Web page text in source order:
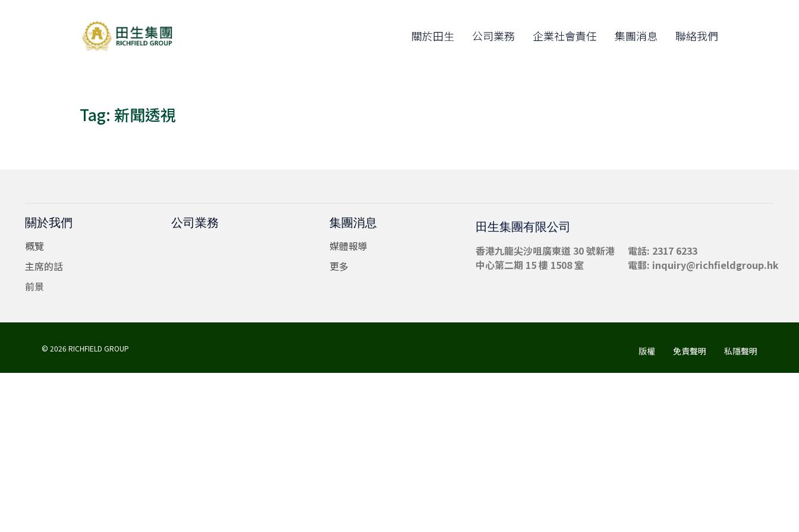
關於田生 公司業務 企業社會責任 集團消息 聯絡我們
Tag: 新聞透視
關於我們
概覽
主席的話
前景
公司業務
集團消息
媒體報導
更多
田生集團有限公司
香港九龍尖沙咀廣東道 30 號新港
中心第二期 15 樓 1508 室
電話: 2317 6233
電郵: inquiry@richfieldgroup.hk
© 2026 RICHFIELD GROUP 版權 免責聲明 私隱聲明